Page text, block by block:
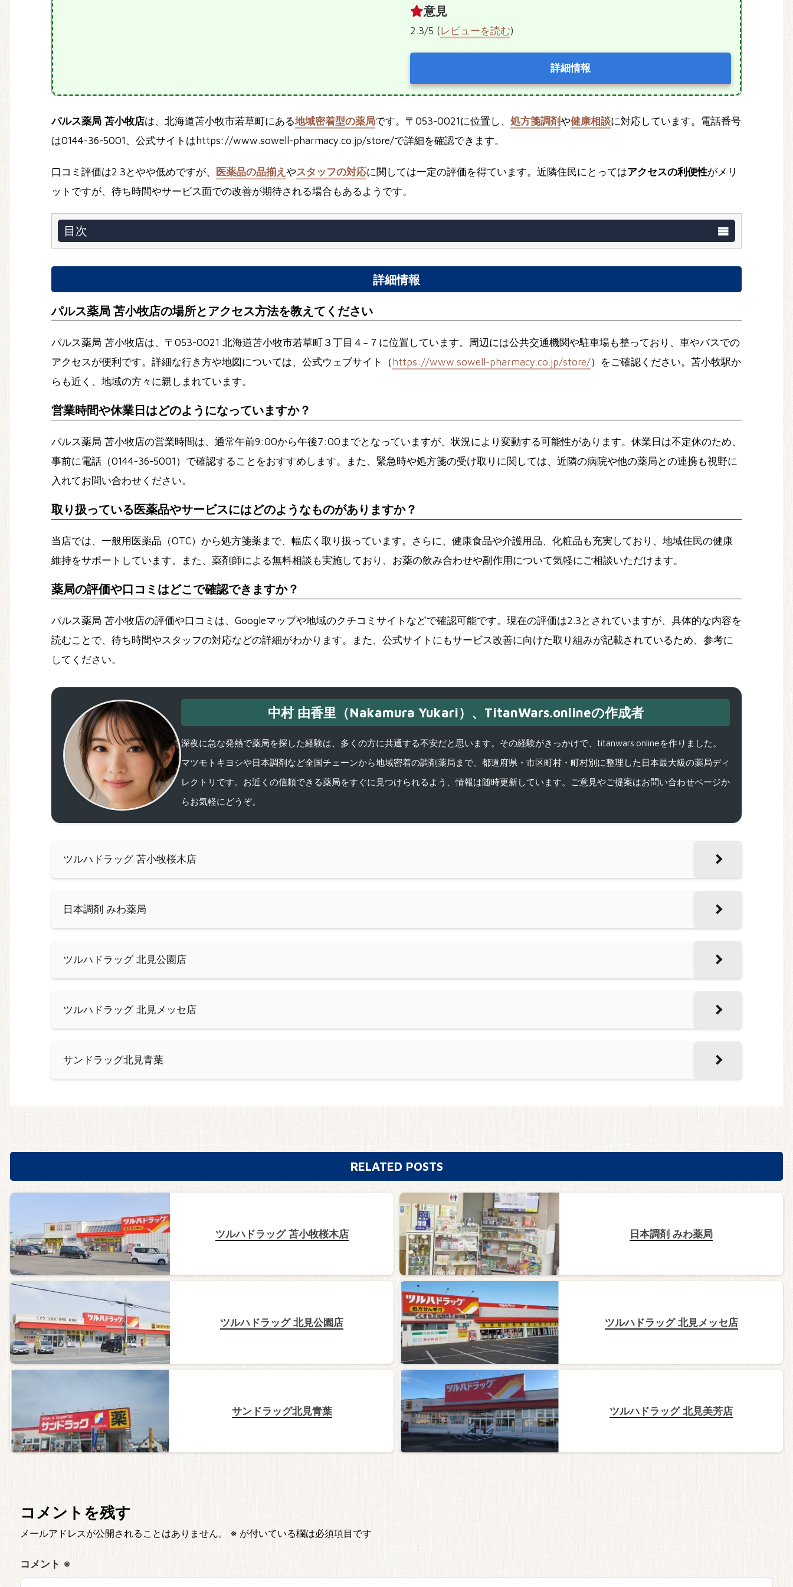
意見
2.3/5 (レビューを読む)
詳細情報
パルス薬局 苫小牧店は、北海道苫小牧市若草町にある地域密着型の薬局です。〒053-0021に位置し、 処方箋調剤や健康相談に対応しています。電話番号
は0144-36-5001、公式サイトはhttps://www.sowell-pharmacy.co.jp/store/で詳細を確認できます。
口コミ評価は2.3とやや低めですが、 医薬品の品揃え やスタッフの対応に関しては一定の評価を得ています。近隣住民にとってはアクセスの利便性がメリ
ットですが、待ち時間やサービス面での改善が期待される場合もあるようです。
目次
詳細情報
パルス薬局 苫小牧店の場所とアクセス方法を教えてください
パルス薬局 苫小牧店は、〒053-0021 北海道苫小牧市若草町３丁目４−７に位置しています。周辺には公共交通機関や駐車場も整っており、車やバスでの
アクセスが便利です。詳細な行き方や地図については、公式ウェブサイト（https://www.sowell-pharmacy.co.jp/store/）をご確認ください。苫小牧駅か
らも近く、地域の方々に親しまれています。
営業時間や休業日はどのようになっていますか？
パルス薬局 苫小牧店の営業時間は、通常午前9:00から午後7:00までとなっていますが、状況により変動する可能性があります。休業日は不定休のため、
事前に電話（0144-36-5001）で確認することをおすすめします。また、緊急時や処方箋の受け取りに関しては、近隣の病院や他の薬局との連携も視野に
入れてお問い合わせください。
取り扱っている医薬品やサービスにはどのようなものがありますか？
当店では、一般用医薬品（OTC）から処方箋薬まで、幅広く取り扱っています。さらに、健康食品や介護用品、化粧品も充実しており、地域住民の健康
維持をサポートしています。また、薬剤師による無料相談も実施しており、お薬の飲み合わせや副作用について気軽にご相談いただけます。
薬局の評価や口コミはどこで確認できますか？
パルス薬局 苫小牧店の評価や口コミは、Googleマップや地域のクチコミサイトなどで確認可能です。現在の評価は2.3とされていますが、具体的な内容を
読むことで、待ち時間やスタッフの対応などの詳細がわかります。また、公式サイトにもサービス改善に向けた取り組みが記載されているため、参考に
してください。
中村 由香里（Nakamura Yukari）、TitanWars.onlineの作成者
深夜に急な発熱で薬局を探した経験は、多くの方に共通する不安だと思います。その経験がきっかけで、titanwars.onlineを作りました。
マツモトキヨシや日本調剤など全国チェーンから地域密着の調剤薬局まで、都道府県・市区町村・町村別に整理した日本最大級の薬局ディ
レクトリです。お近くの信頼できる薬局をすぐに見つけられるよう、情報は随時更新しています。ご意見やご提案はお問い合わせページか
らお気軽にどうぞ。
ツルハドラッグ 苫小牧桜木店
日本調剤 みわ薬局
ツルハドラッグ 北見公園店
ツルハドラッグ 北見メッセ店
サンドラッグ北見青葉
RELATED POSTS
ツルハドラッグ 苫小牧桜木店 日本調剤 みわ薬局
ツルハドラッグ 北見公園店 ツルハドラッグ 北見メッセ店
サンドラッグ北見青葉 ツルハドラッグ 北見美芳店
コメントを残す
メールアドレスが公開されることはありません。 ※ が付いている欄は必須項目です
コメント ※